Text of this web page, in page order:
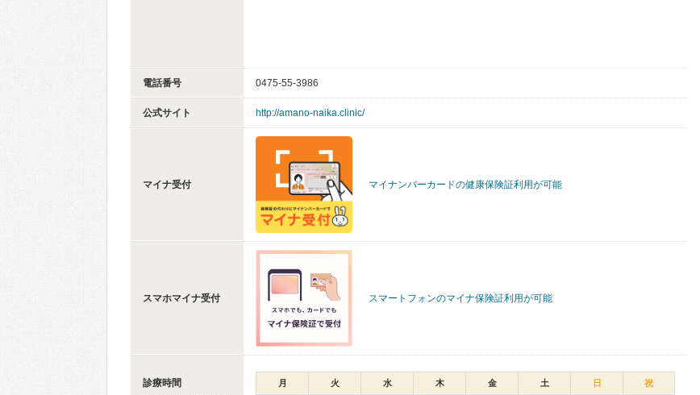
電話番号 0475-55-3986
公式サイト http://amano-naika.clinic/
マイナ受付 マイナンバーカードの健康保険証利用が可能
スマホマイナ受付 スマートフォンのマイナ保険証利用が可能
診療時間 月 火 水 木 金 土 日 祝